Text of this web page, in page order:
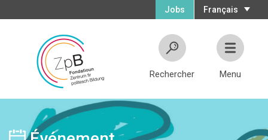
Français
Jobs
Rechercher Menu